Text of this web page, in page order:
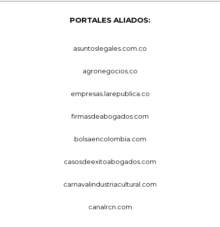
PORTALES ALIADOS:
asuntoslegales.com.co
agronegocios.co
empresas.larepublica.co
firmasdeabogados.com
bolsaencolombia.com
casosdeexitoabogados.com
carnavalindustriacultural.com
canalrcn.com